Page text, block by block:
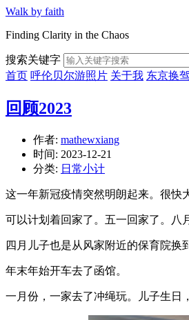
Walk by faith
Finding Clarity in the Chaos
搜索关键字
首页 呼伦贝尔游照片 关于我 东京换
回顾2023
作者: mathewxiang
时间: 2023-12-21
分类: 日常小计
这一年新冠疫情突然明朗起来。很快
可以计划着回家了。五一回家了。八
四月儿子也是从风家附近的保育院换
年末年始开车去了函馆。
一月份，一家去了冲绳玩。儿子生日